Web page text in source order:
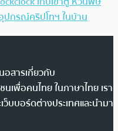
ปกรณ์คริปโทฯ ในบ้าน
อสารเกี่ยวกับ
เพื่อคนไทย ในภาษาไทย เรา
บบอร์ดต่างประเทศและนำมา